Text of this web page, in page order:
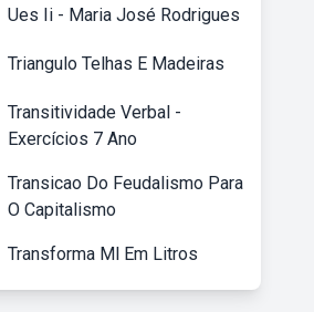
Ues Ii - Maria José Rodrigues
Triangulo Telhas E Madeiras
Transitividade Verbal -
Exercícios 7 Ano
Transicao Do Feudalismo Para
O Capitalismo
Transforma Ml Em Litros